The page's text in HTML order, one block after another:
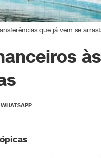
que já vem se
às